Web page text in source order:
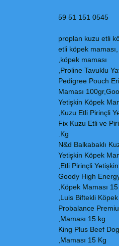
0545 151 51 59
proplan kuzu etli
etli köpek
köpek maması,
Proline Tavuklu
Pedigree Pouch
Maması
Yetişkin Köpek
Kuzu Etli Pirinçli
Fix Kuzu Etli ve
Kg.
N&d Balkabaklı
Yetişkin Köpek
Etli Pirinçli
Goody High
Köpek Maması 15
Luis Biftekli Köpek
Probalance
Maması 15 kg,
King Plus Beef
Maması 15 Kg,